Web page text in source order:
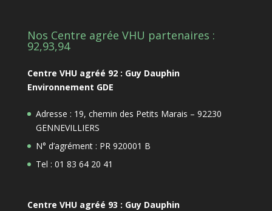
Nos Centre agrée VHU partenaires :
92,93,94
Centre VHU agréé 92 : Guy Dauphin
Environnement GDE
Adresse : 19, chemin des Petits Marais – 92230
GENNEVILLIERS
N° d’agrément : PR 920001 B
Tel : 01 83 64 20 41
Centre VHU agréé 93 : Guy Dauphin